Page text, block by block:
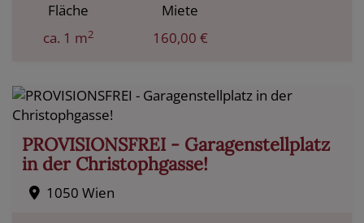
Fläche
ca. 1 m2
Miete
160,00 €
PROVISIONSFREI - Garagenstellplatz
in der Christophgasse!
1050 Wien